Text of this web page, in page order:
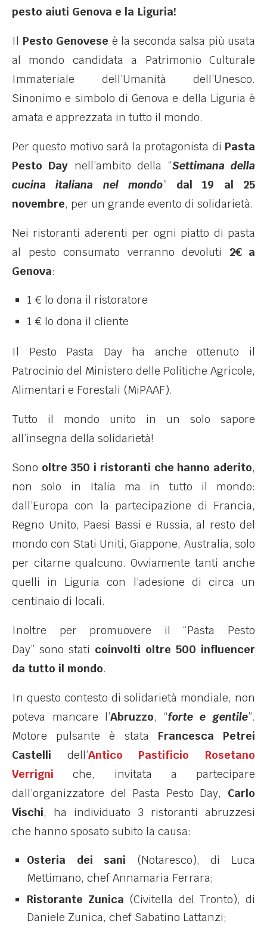
pesto aiuti Genova e la Liguria!
Il Pesto Genovese è la seconda salsa più usata
al mondo candidata a Patrimonio Culturale
Immateriale dell’Umanità dell’Unesco.
Sinonimo e simbolo di Genova e della Liguria è
amata e apprezzata in tutto il mondo.
Per questo motivo sarà la protagonista di Pasta
Pesto Day nell’ambito della “Settimana della
cucina italiana nel mondo” dal 19 al 25
novembre, per un grande evento di solidarietà.
Nei ristoranti aderenti per ogni piatto di pasta
al pesto consumato verranno devoluti 2€ a
Genova:
1 € lo dona il ristoratore
1 € lo dona il cliente
Il Pesto Pasta Day ha anche ottenuto il
Patrocinio del Ministero delle Politiche Agricole,
Alimentari e Forestali (MiPAAF).
Tutto il mondo unito in un solo sapore
all’insegna della solidarietà!
Sono oltre 350 i ristoranti che hanno aderito,
non solo in Italia ma in tutto il mondo:
dall’Europa con la partecipazione di Francia,
Regno Unito, Paesi Bassi e Russia, al resto del
mondo con Stati Uniti, Giappone, Australia, solo
per citarne qualcuno. Ovviamente tanti anche
quelli in Liguria con l’adesione di circa un
centinaio di locali.
Inoltre per promuovere il “Pasta Pesto
Day” sono stati coinvolti oltre 500 influencer
da tutto il mondo.
In questo contesto di solidarietà mondiale, non
poteva mancare l’Abruzzo, “forte e gentile”.
Motore pulsante è stata Francesca Petrei
Castelli dell’Antico Pastificio Rosetano
Verrigni che, invitata a partecipare
dall’organizzatore del Pasta Pesto Day, Carlo
Vischi, ha individuato 3 ristoranti abruzzesi
che hanno sposato subito la causa:
Osteria dei sani (Notaresco), di Luca
Mettimano, chef Annamaria Ferrara;
Ristorante Zunica (Civitella del Tronto), di
Daniele Zunica, chef Sabatino Lattanzi;